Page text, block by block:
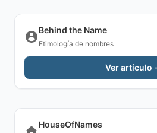
Behind the Name
Etimología de nombres
Ver artículo
HouseOfNames